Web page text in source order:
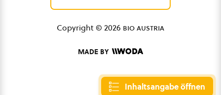
Inhaltsangabe öffnen
Copyright © 2026 bio austria
MADE BY